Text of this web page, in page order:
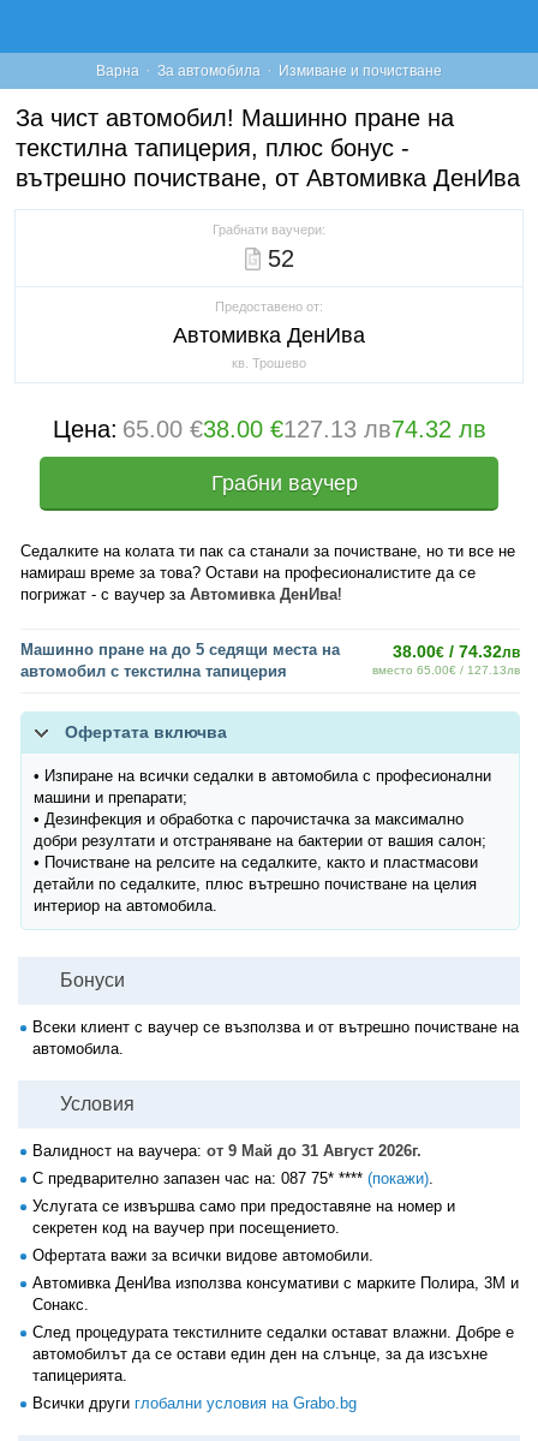
Варна · За автомобила · Измиване и почистване
За чист автомобил! Машинно пране на
текстилна тапицерия, плюс бонус -
вътрешно почистване, от Автомивка ДенИва
Грабнати ваучери:
52
Предоставено от:
Автомивка ДенИва
кв. Трошево
Цена: 65.00 €38.00 €127.13 лв74.32 лв
Грабни ваучер
Седалките на колата ти пак са станали за почистване, но ти все не
намираш време за това? Остави на професионалистите да се
погрижат - с ваучер за Автомивка ДенИва!
Машинно пране на до 5 седящи места на
автомобил с текстилна тапицерия
38.00€ / 74.32лв
вместо 65.00€ / 127.13лв
Офертата включва
• Изпиране на всички седалки в автомобила с професионални
машини и препарати;
• Дезинфекция и обработка с парочистачка за максимално
добри резултати и отстраняване на бактерии от вашия салон;
• Почистване на релсите на седалките, както и пластмасови
детайли по седалките, плюс вътрешно почистване на целия
интериор на автомобила.
Бонуси
Всеки клиент с ваучер се възползва и от вътрешно почистване на
автомобила.
Условия
Валидност на ваучера: от 9 Май до 31 Август 2026г.
С предварително запазен час на: 087 75* **** (покажи).
Услугата се извършва само при предоставяне на номер и
секретен код на ваучер при посещението.
Офертата важи за всички видове автомобили.
Автомивка ДенИва използва консумативи с марките Полира, 3М и
Сонакс.
След процедурата текстилните седалки остават влажни. Добре е
автомобилът да се остави един ден на слънце, за да изсъхне
тапицерията.
Всички други глобални условия на Grabo.bg